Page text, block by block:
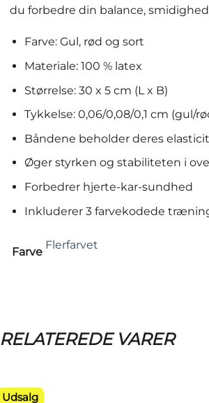
du forbedre din balance,
Farve: Gul, rød og sort
Materiale: 100 % latex
Størrelse: 30 x 5 cm (L x B)
Tykkelse: 0,06/0,08/0,1 cm (gul/
Båndene beholder deres
Øger styrken og stabiliteten i
Forbedrer hjerte-kar-sundhed
Inkluderer 3 farvekodede
Farve
Flerfarvet
RELATEREDE VARER
Udsalg